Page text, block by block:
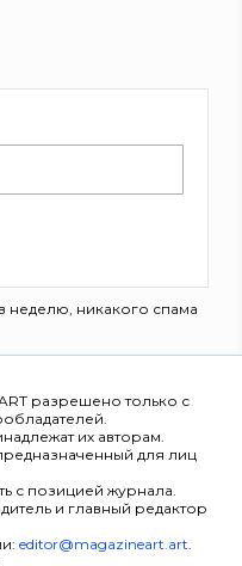
неделю, никакого спама
разрешено только с
их авторам.
для лиц
с позицией журнала.
и главный редактор
editor@magazineart.art.